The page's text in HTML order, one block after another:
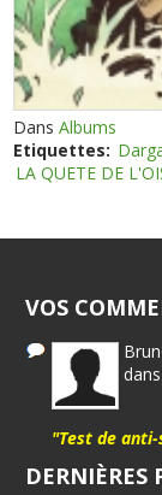
DansAlbums
Etiquettes:
LA QUETE DE
VOS
dans
"Test de
DERNIÈRES